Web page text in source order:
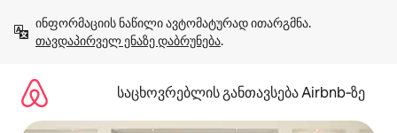
გადასვლა
თავდაპირველ ენაზე დაბრუნება.
საცხოვრებლის განთავსება Airbnb‑ზე